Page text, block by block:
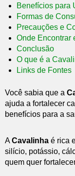
Benefícios para
Formas de
Precauções e
Onde Encontrar
Conclusão
O que é a
Links de Fontes
Você sabia que a
ajuda a fortalecer
benefícios para a
ACavalinha é rica
silício, potássio,
quem quer